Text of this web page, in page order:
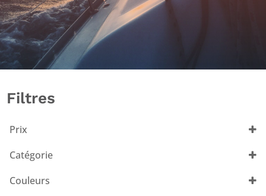
Filtres
Prix
Catégorie
Femme
Couleurs